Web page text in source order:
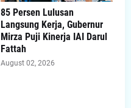
85 Persen Lulusan
Langsung Kerja, Gubernur
Mirza Puji Kinerja IAI Darul
Fattah
August 02, 2026